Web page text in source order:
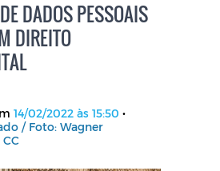
DADOS PESSOAIS
DIREITO
14/02/2022 às 15:50 •
/ Foto: Wagner
CC